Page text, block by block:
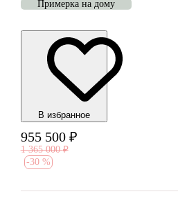
Примерка на дому
В избранноe
955 500 ₽
1 365 000 ₽
-30 %